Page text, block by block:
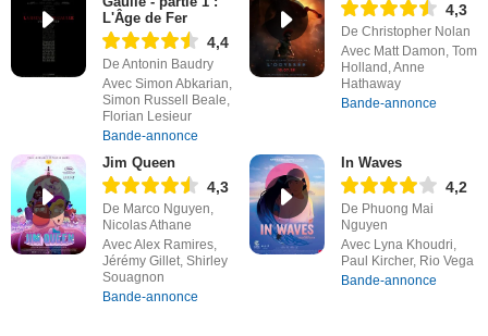
L'Âge de Fer
4,4
De Antonin Baudry
Avec Simon Abkarian,
Simon Russell Beale,
Florian Lesieur
Bande-annonce
4,3
De Christopher Nolan
Avec Matt Damon, Tom
Holland, Anne
Hathaway
Bande-annonce
Jim Queen
4,3
De Marco Nguyen,
Nicolas Athane
Avec Alex Ramires,
Jérémy Gillet, Shirley
Souagnon
Bande-annonce
In Waves
4,2
De Phuong Mai
Nguyen
Avec Lyna Khoudri,
Paul Kircher, Rio Vega
Bande-annonce